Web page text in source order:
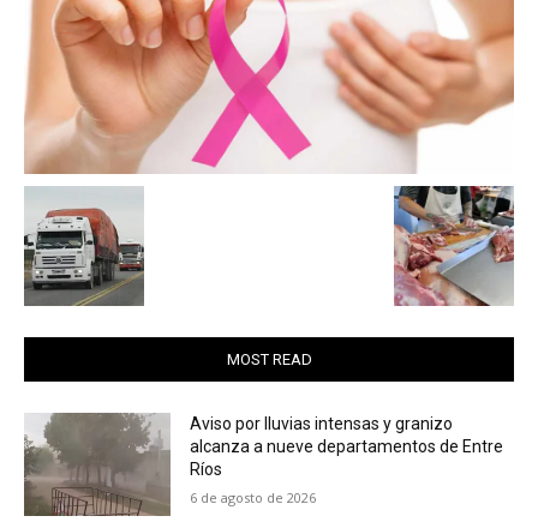
MOST READ
Aviso por lluvias intensas y granizo
alcanza a nueve departamentos de Entre
Ríos
6 de agosto de 2026